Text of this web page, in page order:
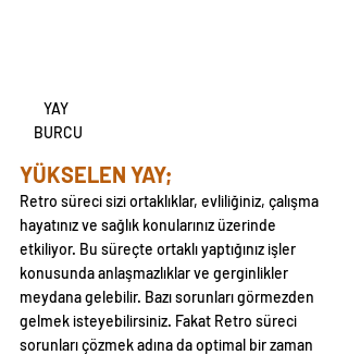
YAY
BURCU
YÜKSELEN YAY;
Retro süreci sizi ortaklıklar, evliliğiniz, çalışma
hayatınız ve sağlık konularınız üzerinde
etkiliyor. Bu süreçte ortaklı yaptığınız işler
konusunda anlaşmazlıklar ve gerginlikler
meydana gelebilir. Bazı sorunları görmezden
gelmek isteyebilirsiniz. Fakat Retro süreci
sorunları çözmek adına da optimal bir zaman